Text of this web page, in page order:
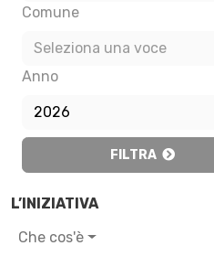
Comune
Seleziona una voce
Anno
2026
FILTRA
L’INIZIATIVA
Che cos'è